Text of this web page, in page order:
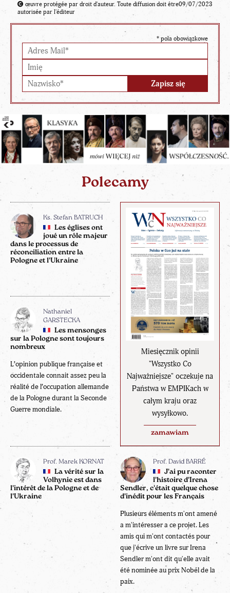
œuvre protégée par droit d'auteur. Toute diffusion doit être
autorisée par l'éditeur
09/07/2023
* pola obowiązkowe
Polecamy
Miesięcznik opinii
"Wszystko Co
Najważniejsze" oczekuje na
Państwa w EMPIKach w
całym kraju oraz
wysyłkowo.
zamawiam
Ks. Stefan BATRUCH
Les églises ont
joué un rôle majeur
dans le processus de
réconciliation entre la
Pologne et l'Ukraine
Nathaniel
GARSTECKA
Les mensonges
sur la Pologne sont toujours
nombreux
L’opinion publique française et
occidentale connait assez peu la
réalité de l’occupation allemande
de la Pologne durant la Seconde
Guerre mondiale.
Prof. Marek KORNAT
La vérité sur la
Volhynie est dans
l'intérêt de la Pologne et de
l'Ukraine
Prof. David BARRÉ
J'ai pu raconter
l'histoire d'Irena
Sendler, c'était quelque chose
d'inédit pour les Français
Plusieurs éléments m'ont amené
a m'intéresser a ce projet. Les
amis qui m'ont contactés pour
que j'écrive un livre sur Irena
Sendler m'ont dit qu'elle avait
été nominée au prix Nobel de la
paix.